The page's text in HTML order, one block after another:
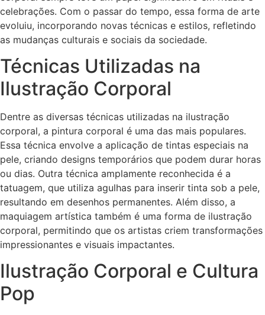
celebrações. Com o passar do tempo, essa forma de arte
evoluiu, incorporando novas técnicas e estilos, refletindo
as mudanças culturais e sociais da sociedade.
Técnicas Utilizadas na
Ilustração Corporal
Dentre as diversas técnicas utilizadas na ilustração
corporal, a pintura corporal é uma das mais populares.
Essa técnica envolve a aplicação de tintas especiais na
pele, criando designs temporários que podem durar horas
ou dias. Outra técnica amplamente reconhecida é a
tatuagem, que utiliza agulhas para inserir tinta sob a pele,
resultando em desenhos permanentes. Além disso, a
maquiagem artística também é uma forma de ilustração
corporal, permitindo que os artistas criem transformações
impressionantes e visuais impactantes.
Ilustração Corporal e Cultura
Pop